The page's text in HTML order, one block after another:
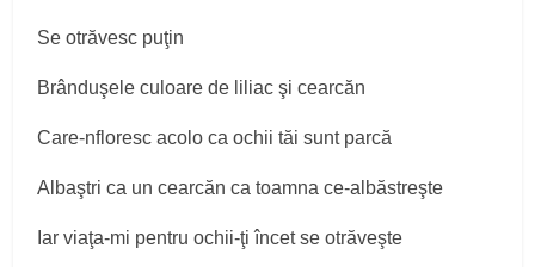
Se otrăvesc puţin
Brânduşele culoare de liliac şi cearcăn
Care-nfloresc acolo ca ochii tăi sunt parcă
Albaştri ca un cearcăn ca toamna ce-albăstreşte
Iar viaţa-mi pentru ochii-ţi încet se otrăveşte